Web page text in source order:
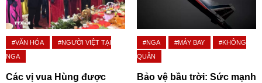
#VĂN HÓA
#NGƯỜI VIỆT TẠI
NGA
Các vị vua Hùng được
#NGA #MÁY BAY
#KHÔNG
QUÂN
Bảo vệ bầu trời: Sức mạnh